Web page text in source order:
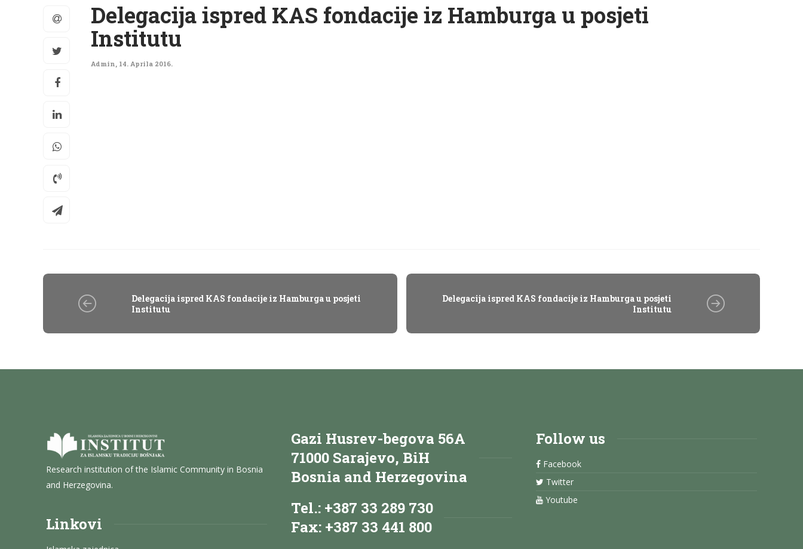
Delegacija ispred KAS fondacije iz Hamburga u posjeti
Institutu
Admin, 14. Aprila 2016.
Delegacija ispred KAS fondacije iz Hamburga u posjeti
Institutu
Delegacija ispred KAS fondacije iz Hamburga u posjeti
Institutu
Research institution of the Islamic Community in Bosnia
and Herzegovina.
Linkovi
Gazi Husrev-begova 56A
71000 Sarajevo, BiH
Bosnia and Herzegovina
Tel.: +387 33 289 730
Fax: +387 33 441 800
Follow us
Facebook
Twitter
Youtube